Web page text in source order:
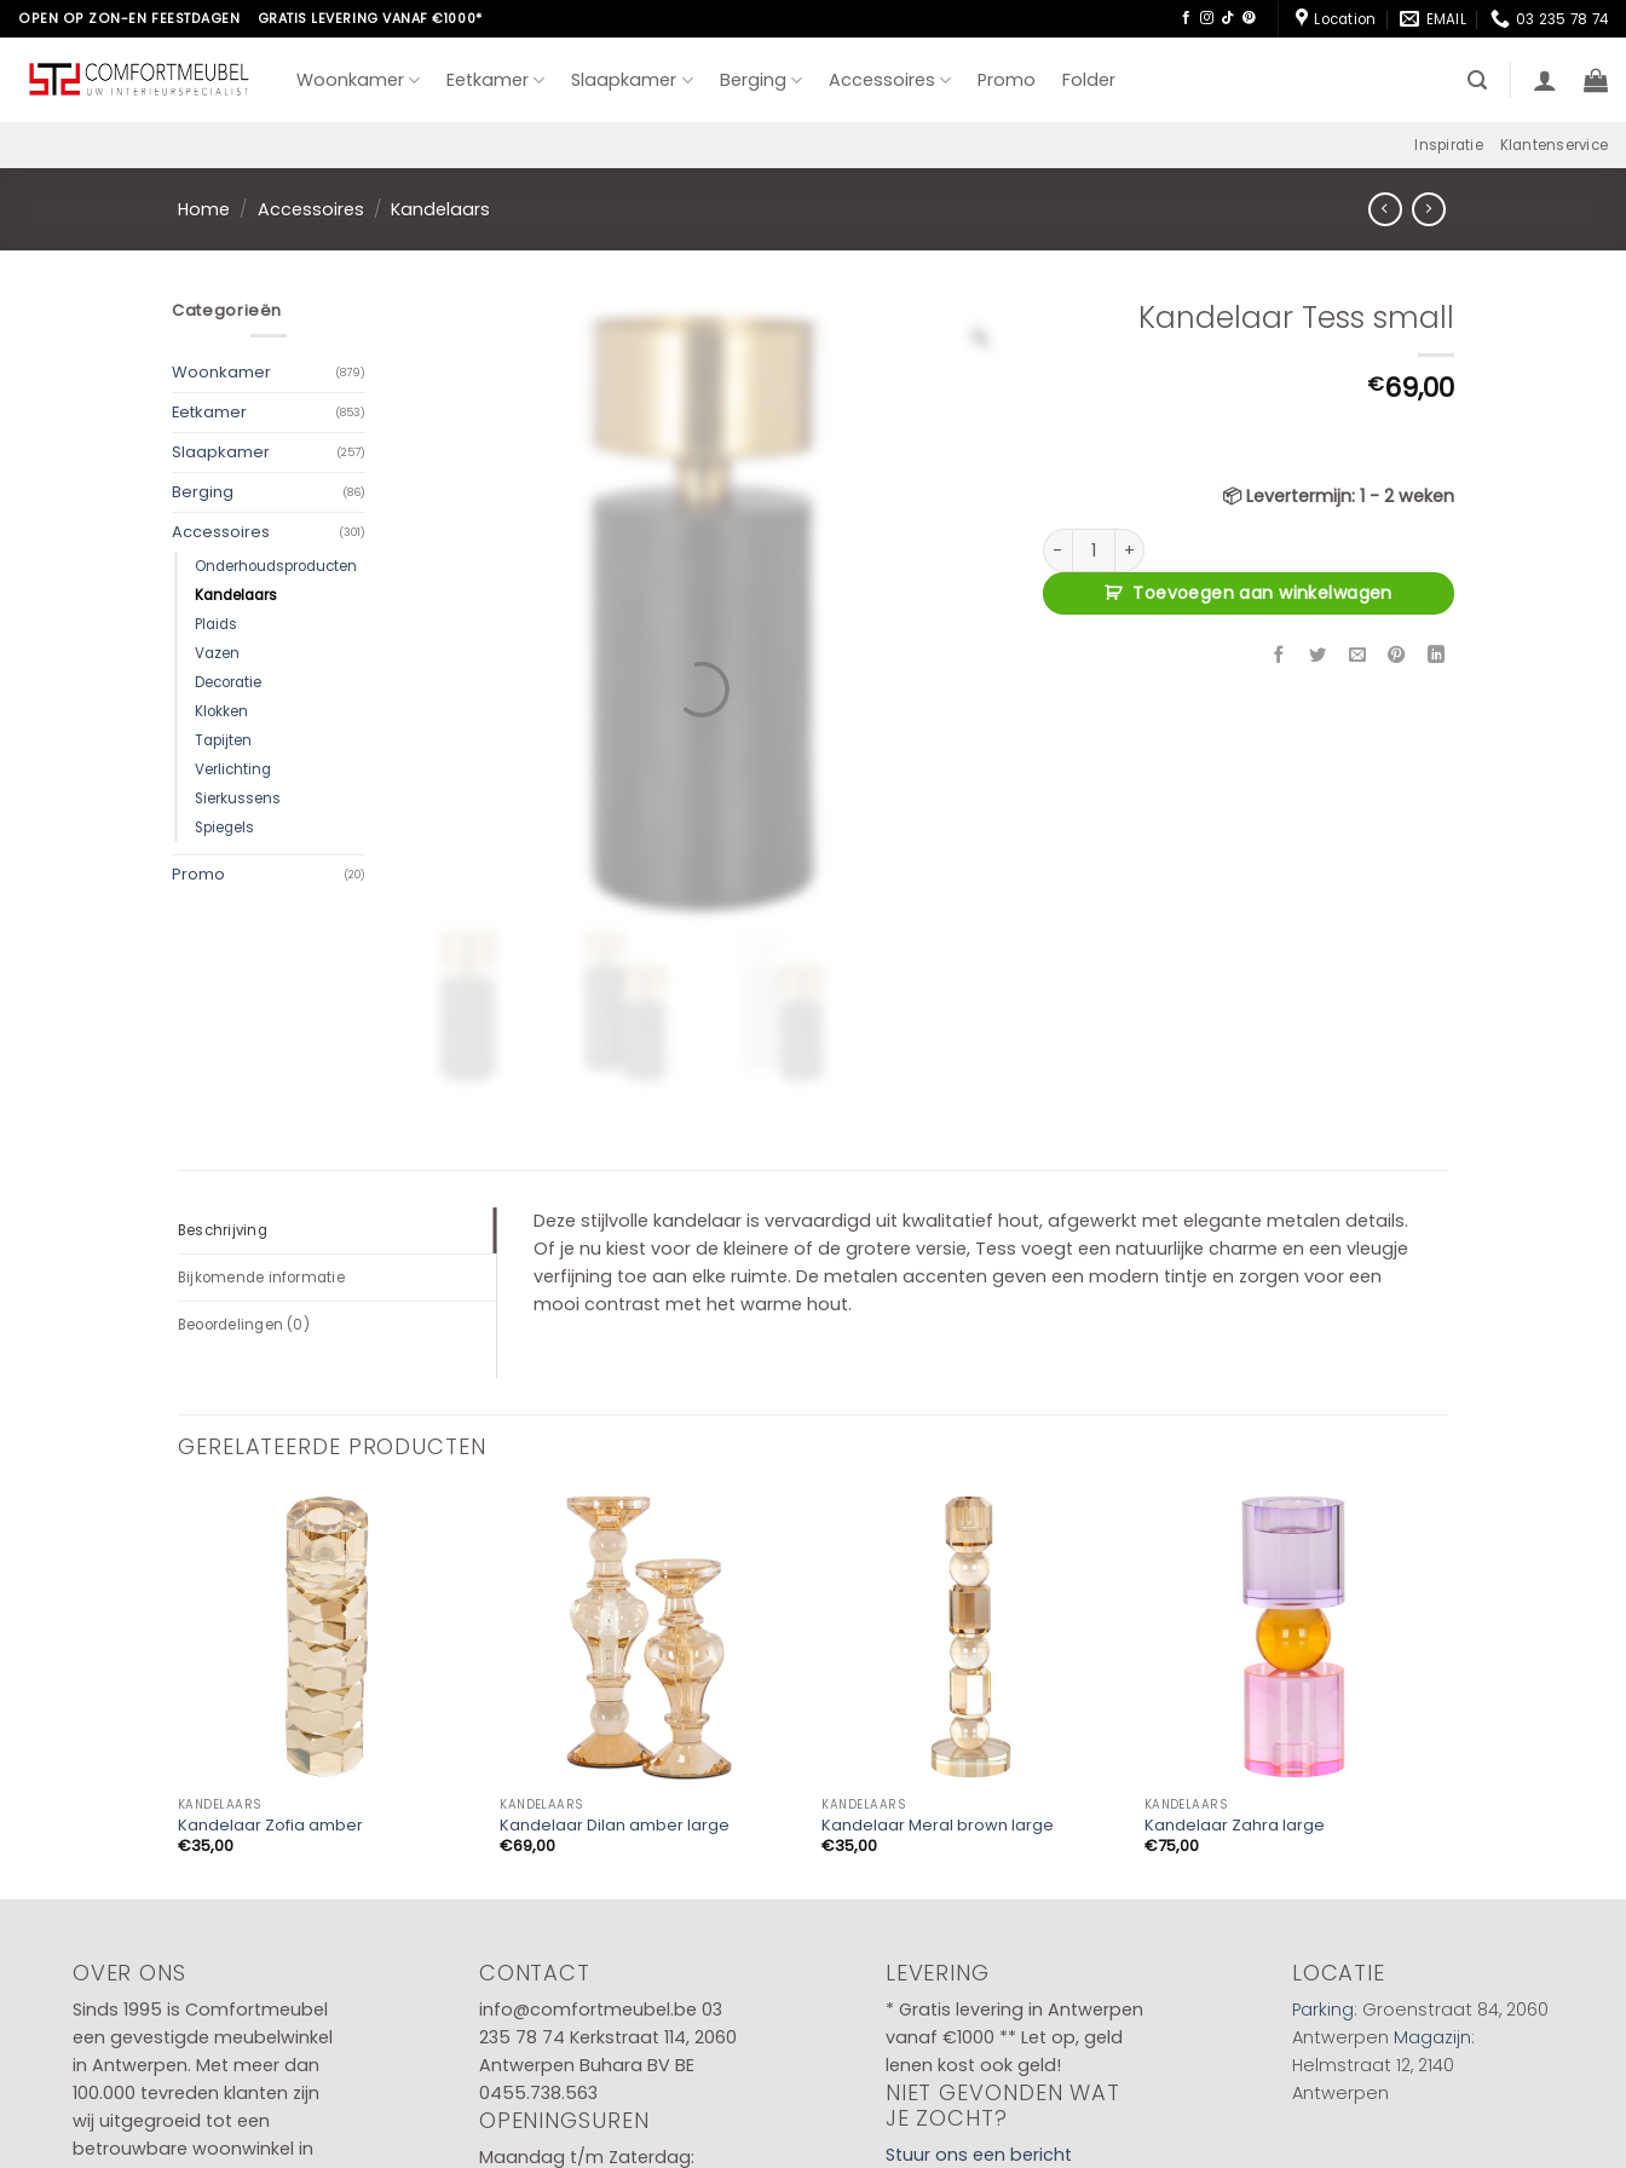
Skip
to
content
OPEN OP ZON-EN FEESTDAGEN GRATIS LEVERING VANAF €1000* Location EMAIL 03 235 78 74
Woonkamer Eetkamer Slaapkamer Berging Accessoires Promo Folder
Inspiratie Klantenservice
Home / Accessoires / Kandelaars
Categorieën
Woonkamer (879)
Eetkamer (853)
Slaapkamer (257)
Berging (86)
Accessoires (301)
Onderhoudsproducten
Kandelaars
Plaids
Vazen
Decoratie
Klokken
Tapijten
Verlichting
Sierkussens
Spiegels
Promo (20)
Kandelaar Tess small
€69,00
📦Levertermijn: 1 - 2 weken
Kandelaar Tess small aantal
Toevoegen aan winkelwagen
Beschrijving
Bijkomende informatie
Beoordelingen (0)
Deze stijlvolle kandelaar is vervaardigd uit kwalitatief hout, afgewerkt met elegante metalen details.
Of je nu kiest voor de kleinere of de grotere versie, Tess voegt een natuurlijke charme en een vleugje
verfijning toe aan elke ruimte. De metalen accenten geven een modern tintje en zorgen voor een
mooi contrast met het warme hout.
GERELATEERDE PRODUCTEN
KANDELAARS
Kandelaar Zofia amber
€35,00
KANDELAARS
Kandelaar Dilan amber large
€69,00
KANDELAARS
Kandelaar Meral brown large
€35,00
KANDELAARS
Kandelaar Zahra large
€75,00
OVER ONS
Sinds 1995 is Comfortmeubel
een gevestigde meubelwinkel
in Antwerpen. Met meer dan
100.000 tevreden klanten zijn
wij uitgegroeid tot een
betrouwbare woonwinkel in
CONTACT
info@comfortmeubel.be 03
235 78 74 Kerkstraat 114, 2060
Antwerpen Buhara BV BE
0455.738.563
OPENINGSUREN
Maandag t/m Zaterdag:
LEVERING
* Gratis levering in Antwerpen
vanaf €1000 ** Let op, geld
lenen kost ook geld!
NIET GEVONDEN WAT
JE ZOCHT?
Stuur ons een bericht
LOCATIE
Parking: Groenstraat 84, 2060
Antwerpen Magazijn:
Helmstraat 12, 2140
Antwerpen